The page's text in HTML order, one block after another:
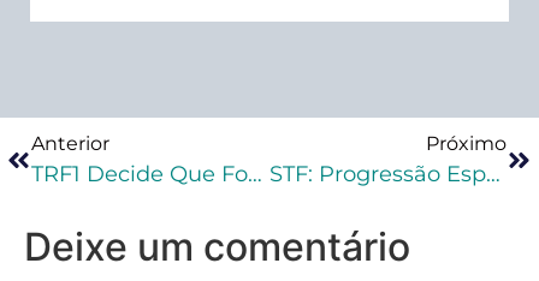
Anterior
TRF1 Decide Que Fornecimento De Material E Meios Para Pesquisas De Detento Oferece Risco À Segurança Do Sistema Prisional Federal
Próximo
STF: Progressão Especial Apenas Se Destina À Mãe Que Detinha A Guarda
Deixe um comentário